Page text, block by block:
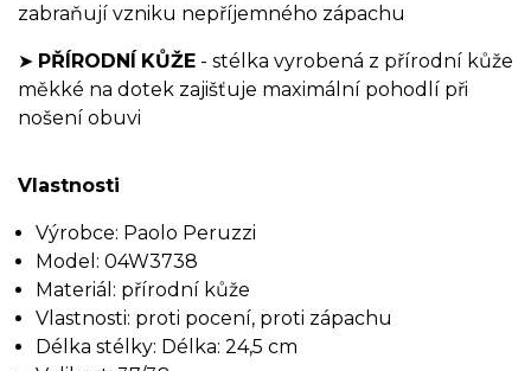
zabraňují vzniku nepříjemného zápachu
➤ PŘÍRODNÍ KŮŽE - stélka vyrobená z přírodní kůže
měkké na dotek zajišťuje maximální pohodlí při
nošení obuvi
Vlastnosti
Výrobce: Paolo Peruzzi
Model: 04W3738
Materiál: přírodní kůže
Vlastnosti: proti pocení, proti zápachu
Délka stélky: Délka: 24,5 cm